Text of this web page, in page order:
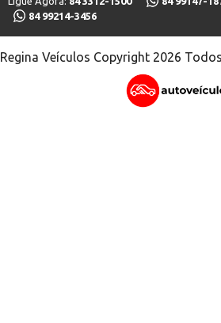
84 99214-3456
Regina Veículos Copyright 2026